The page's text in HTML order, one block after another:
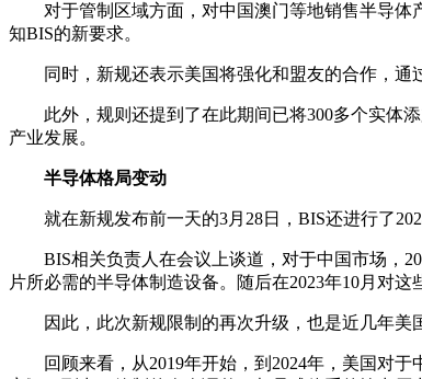
对于管制区域方面，对中国澳门等地销售半导体产
知BIS的新要求。
同时，新规还表示美国将强化和盟友的合作，通
此外，规则还提到了在此期间已将300多个实体添
产业发展。
半导体格局变动
就在新规发布前一天的3月28日，BIS还进行了
BIS相关负责人在会议上谈道，对于中国市场，
片所必需的半导体制造设备。随后在2023年10月对
因此，此次新规限制的再次升级，也是近几年美国
回顾来看，从2019年开始，到2024年，美国对于